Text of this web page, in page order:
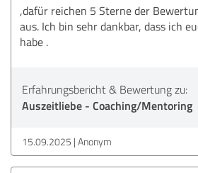
,dafür reichen 5 Sterne der
aus. Ich bin sehr dankbar, dass ich
habe .
Erfahrungsbericht & Bewertung zu:
Auszeitliebe - Coaching/Mentoring
15.09.2025 Anonym